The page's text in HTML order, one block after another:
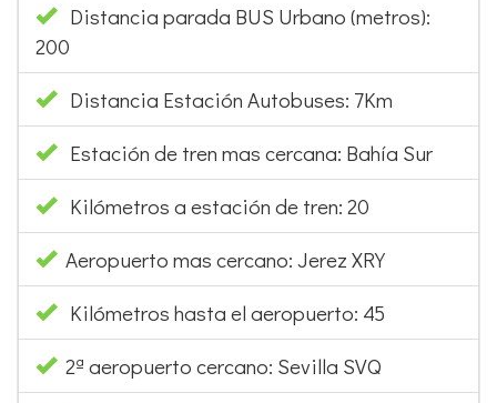
Distancia parada BUS Urbano (metros):
200
Distancia Estación Autobuses: 7Km
Estación de tren mas cercana: Bahía Sur
Kilómetros a estación de tren: 20
Aeropuerto mas cercano: Jerez XRY
Kilómetros hasta el aeropuerto: 45
2ª aeropuerto cercano: Sevilla SVQ